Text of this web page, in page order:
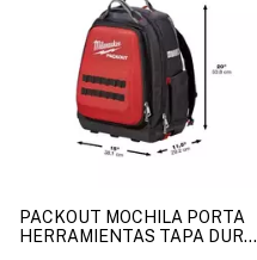
PACKOUT MOCHILA PORTA
HERRAMIENTAS TAPA DURA